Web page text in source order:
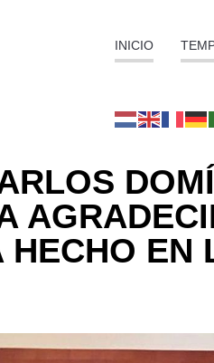
INICIO
HECHO EN